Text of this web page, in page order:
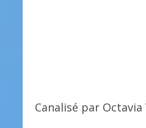
Canalisé par Octavia